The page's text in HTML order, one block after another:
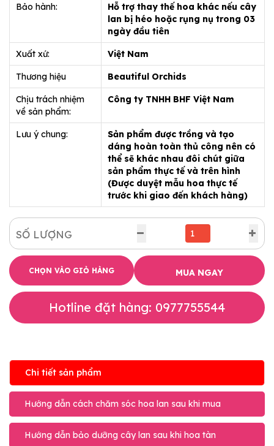
Bảo hành:
Hỗ trợ thay thế hoa khác nếu cây
lan bị héo hoặc rụng nụ trong 03
ngày đầu tiên
Xuất xứ: Việt Nam
Thương hiệu Beautiful Orchids
Chịu trách nhiệm
về sản phẩm:
Công ty TNHH BHF Việt Nam
Lưu ý chung:
Sản phẩm được trồng và tạo
dáng hoàn toàn thủ công nên có
thể sẽ khác nhau đôi chút giữa
sản phẩm thực tế và trên hình
(Được duyệt mẫu hoa thực tế
trước khi giao đến khách hàng)
SỐ LƯỢNG
CHỌN VÀO GIỎ HÀNG MUA NGAY
Hotline đặt hàng: 0977755544
Chi tiết sản phẩm
Hướng dẫn cách chăm sóc hoa lan sau khi mua
Hướng dẫn bảo dưỡng cây lan sau khi hoa tàn